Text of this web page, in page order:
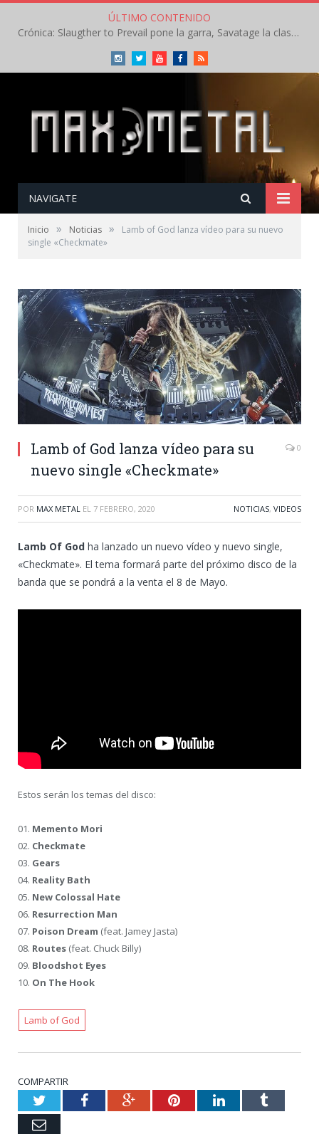
ÚLTIMO CONTENIDO
Crónica: Slaugther to Prevail pone la garra, Savatage la clase en la apertura del Leyendas del Rock – Miércoles – Agosto 2026
InstagramTwitterYoutubeFacebookRSS
NAVIGATE
Inicio » Noticias »
Lamb of God lanza vídeo para su nuevo
single «Checkmate»
Lamb of God lanza vídeo para su
nuevo single «Checkmate»
0
POR MAX METAL EL 7 FEBRERO, 2020 NOTICIAS, VIDEOS
Lamb Of God ha lanzado un nuevo vídeo y nuevo single,
«Checkmate». El tema formará parte del próximo disco de la
banda que se pondrá a la venta el 8 de Mayo.
Estos serán los temas del disco:
01. Memento Mori
02. Checkmate
03. Gears
04. Reality Bath
05. New Colossal Hate
06. Resurrection Man
07. Poison Dream (feat. Jamey Jasta)
08. Routes (feat. Chuck Billy)
09. Bloodshot Eyes
10. On The Hook
Lamb of God
COMPARTIR
TwitterFacebookGoogle+PinterestLinkedInTumblr
Email